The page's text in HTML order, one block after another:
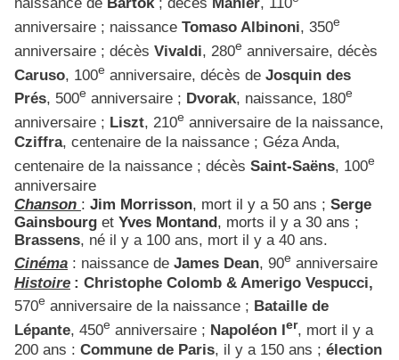
anniversaire ; naissance Tomaso Albinoni, 350e
anniversaire ; décès Vivaldi, 280e anniversaire, décès
Caruso, 100e anniversaire, décès de Josquin des
Prés, 500e anniversaire ; Dvorak, naissance, 180e
anniversaire ; Liszt, 210e anniversaire de la naissance,
Cziffra, centenaire de la naissance ; Géza Anda,
centenaire de la naissance ; décès Saint-Saëns, 100e
anniversaire
Chanson : Jim Morrisson, mort il y a 50 ans ; Serge
Gainsbourg et Yves Montand, morts il y a 30 ans ;
Brassens, né il y a 100 ans, mort il y a 40 ans.
Cinéma : naissance de James Dean, 90e anniversaire
Histoire : Christophe Colomb & Amerigo Vespucci,
570e anniversaire de la naissance ; Bataille de
Lépante, 450e anniversaire ; Napoléon Ier, mort il y a
200 ans : Commune de Paris, il y a 150 ans ; élection